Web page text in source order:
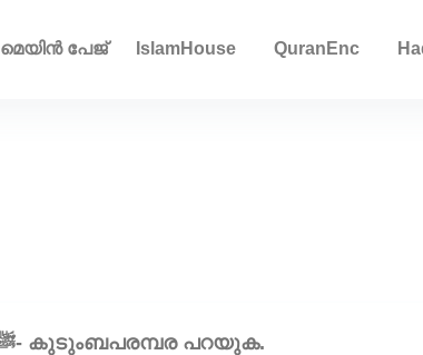
മെയിൻ പേജ് IslamHouse QuranEnc
ചോദ്യം 1: നമ്മുടെ നബിയുടെ -ﷺ- കുടുംബപരമ്പര പറയുക.